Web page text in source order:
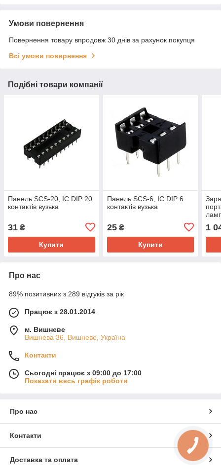
Умови повернення
Повернення товару впродовж 30 днів за рахунок покупця
Всі умови повернення
Подібні товари компанії
Панель SCS-20, IC DIP 20
контактів вузька
31 ₴
Купити
Панель SCS-6, IC DIP 6
контактів вузька
25₴
Купити
1
Про нас
89% позитивних з 289 відгуків за рік
Працює з 28.01.2014
м. Вишневе
Вишнева 36, Вишневе, Україна
Контакти
Сьогодні працює з 09:00 до 17:00
Показати весь графік роботи
Про нас
Контакти
Доставка та оплата